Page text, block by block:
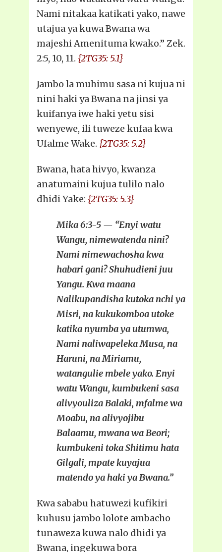
Nami nitakaa katikati yako, nawe
utajua ya kuwa Bwana wa
majeshi Amenituma kwako.” Zek.
2:5, 10, 11. {2TG35: 5.1}
Jambo la muhimu sasa ni kujua ni
nini haki ya Bwana na jinsi ya
kuifanya iwe haki yetu sisi
wenyewe, ili tuweze kufaa kwa
Ufalme Wake. {2TG35: 5.2}
Bwana, hata hivyo, kwanza
anatumaini kujua tulilo nalo
dhidi Yake: {2TG35: 5.3}
Mika 6:3-5 — “Enyi watu
Wangu, nimewatenda nini?
Nami nimewachosha kwa
habari gani? Shuhudieni juu
Yangu. Kwa maana
Nalikupandisha kutoka nchi ya
Misri, na kukukomboa utoke
katika nyumba ya utumwa,
Nami naliwapeleka Musa, na
Haruni, na Miriamu,
watangulie mbele yako. Enyi
watu Wangu, kumbukeni sasa
alivyouliza Balaki, mfalme wa
Moabu, na alivyojibu
Balaamu, mwana wa Beori;
kumbukeni toka Shitimu hata
Gilgali, mpate kuyajua
matendo ya haki ya Bwana.”
Kwa sababu hatuwezi kufikiri
kuhusu jambo lolote ambacho
tunaweza kuwa nalo dhidi ya
Bwana, ingekuwa bora